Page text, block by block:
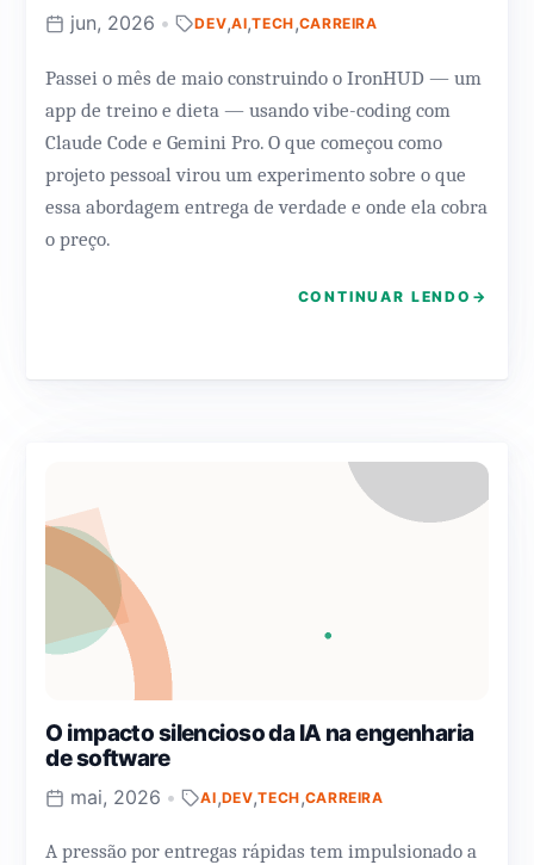
jun, 2026 • DEV,AI,TECH,CARREIRA
Passei o mês de maio construindo o IronHUD — um
app de treino e dieta — usando vibe-coding com
Claude Code e Gemini Pro. O que começou como
projeto pessoal virou um experimento sobre o que
essa abordagem entrega de verdade e onde ela cobra
o preço.
CONTINUAR LENDO →
O impacto silencioso da IA na engenharia
de software
mai, 2026 • AI,DEV,TECH,CARREIRA
A pressão por entregas rápidas tem impulsionado a